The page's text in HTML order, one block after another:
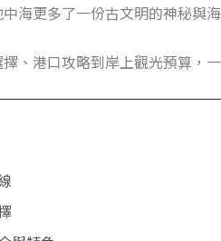
海更多了一份古文明的神秘與
、港口攻略到岸上觀光預算，